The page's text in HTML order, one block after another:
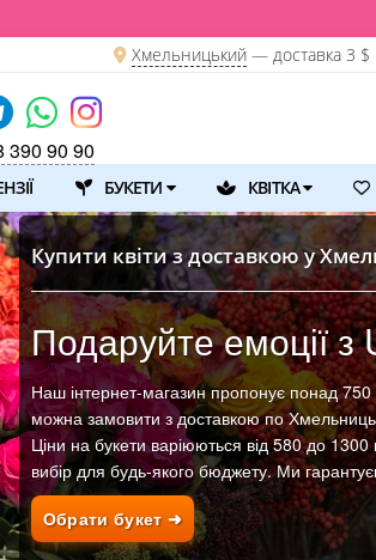
💐
Хмельницький— доставка 3 $
390 90 90
БУКЕТИ КВІТКА
Купити квіти з доставкою у
Подаруйте емоції
Наш інтернет-магазин пропонує понад 750
можна замовити з доставкою по
Ціни на букети варіюються від 580 до
вибір для будь-якого бюджету. Ми
Обрати букет ➜